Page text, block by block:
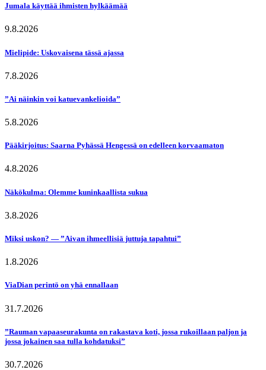
Jumala käyttää ihmisten hylkäämää
9.8.2026
Mielipide: Uskovaisena tässä ajassa
7.8.2026
”Ai näinkin voi katuevankelioida”
5.8.2026
Pääkirjoitus: Saarna Pyhässä Hengessä on edelleen korvaamaton
4.8.2026
Näkökulma: Olemme kuninkaallista sukua
3.8.2026
Miksi uskon? — ”Aivan ihmeellisiä juttuja tapahtui”
1.8.2026
ViaDian perintö on yhä ennallaan
31.7.2026
”Rauman vapaaseurakunta on rakastava koti, jossa rukoillaan paljon ja
jossa jokainen saa tulla kohdatuksi”
30.7.2026